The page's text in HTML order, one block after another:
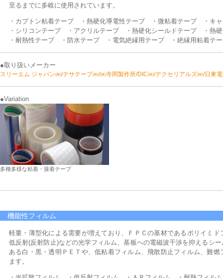
至るまでに多岐に使用されています。
・カプトン粘着テープ ・熱硬化導電性テープ ・微粘着テープ ・キャ
・シリコンテープ ・アクリルテープ ・熱硬化シールドテープ ・熱硬
・耐熱性テープ ・防水テープ ・電気絶縁用テープ ・絶縁用粘着テ
●取り扱いメーカー
スリーエム ジャパン㈱/テサテープ㈱/㈱寺岡製作所/DIC㈱/デクセリアルズ㈱/日東
●Variation
多種多様な粘着・接着テープ
機能性フィルム
軽量・薄型化による需要が増えており、ＦＰＣの基材であるポリイミ
低反射(反射防止)などの光学フィルム、基板への電磁波干渉を抑えるシ
ある白・黒・透明ＰＥＴや、低粘着フィルム、飛散防止フィルム、難
ます。